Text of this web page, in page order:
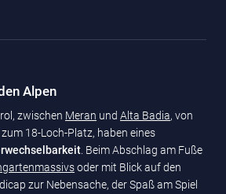
Alpen
zwischen Meran und Alta Badia, von
18-Loch-Platz, haben eines
. Beim Abschlag am Fuße
oder mit Blick auf den
zur Nebensache, der Spaß am Spiel